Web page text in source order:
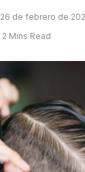
26 de febrero de
2 Mins Read